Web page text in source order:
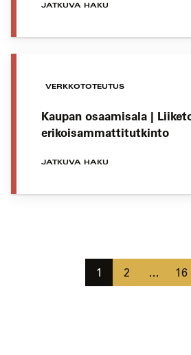
JATKUVA HAKU
VERKKOTOTEUTUS
Kaupan osaamisala |
erikoisammattitutkinto
JATKUVA HAKU
Sivu
1 Sivu
2 … Sivu
16